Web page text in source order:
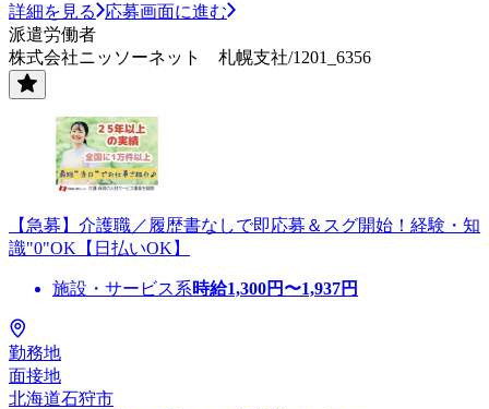
詳細を見る
応募画面に進む
派遣労働者
株式会社ニッソーネット 札幌支社/1201_6356
【急募】介護職／履歴書なしで即応募＆スグ開始！経験・知
識"0"OK【日払いOK】
施設・サービス系時給1,300円〜1,937円
勤務地
面接地
北海道石狩市